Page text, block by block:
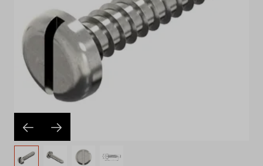
Pedidos de cotação
Marcas
Favoritos
Empresa
Contactos